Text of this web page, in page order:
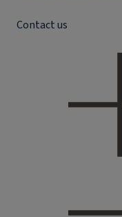
Contact us